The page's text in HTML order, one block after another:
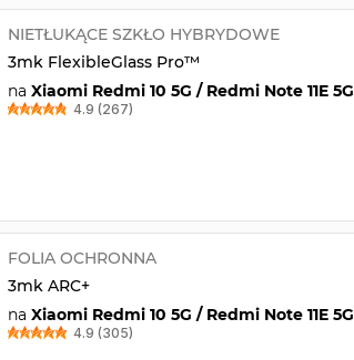
NIETŁUKĄCE SZKŁO HYBRYDOWE
3mk FlexibleGlass Pro™
na Xiaomi Redmi 10 5G / Redmi Note 11E 5G
4.9 (267)
FOLIA OCHRONNA
3mk ARC+
na Xiaomi Redmi 10 5G / Redmi Note 11E 5G
4.9 (305)